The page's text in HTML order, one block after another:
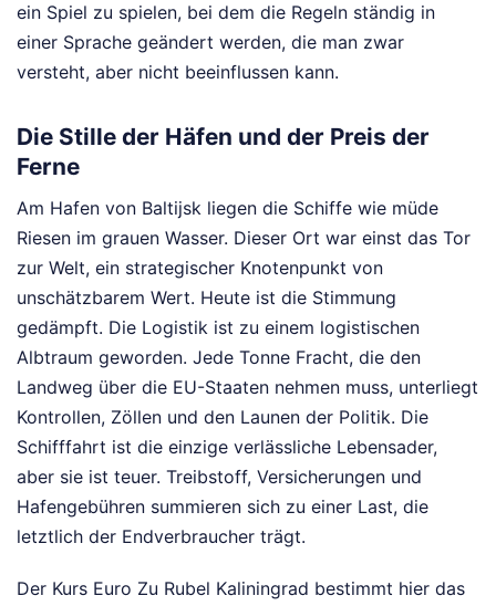
ein Spiel zu spielen, bei dem die Regeln ständig in
einer Sprache geändert werden, die man zwar
versteht, aber nicht beeinflussen kann.
Die Stille der Häfen und der Preis der
Ferne
Am Hafen von Baltijsk liegen die Schiffe wie müde
Riesen im grauen Wasser. Dieser Ort war einst das Tor
zur Welt, ein strategischer Knotenpunkt von
unschätzbarem Wert. Heute ist die Stimmung
gedämpft. Die Logistik ist zu einem logistischen
Albtraum geworden. Jede Tonne Fracht, die den
Landweg über die EU-Staaten nehmen muss, unterliegt
Kontrollen, Zöllen und den Launen der Politik. Die
Schifffahrt ist die einzige verlässliche Lebensader,
aber sie ist teuer. Treibstoff, Versicherungen und
Hafengebühren summieren sich zu einer Last, die
letztlich der Endverbraucher trägt.
Der Kurs Euro Zu Rubel Kaliningrad bestimmt hier das